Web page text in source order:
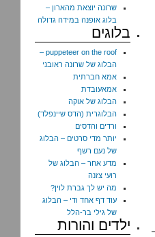
שרונה יוצאת מהארון –
בלוג אופנה במידה גדולה
בלוגים
puppeteer on the roof –
הבלוג של שרונה ראובני
אמא חברתית
אמאעובדת
הבלוג של אוקה
הבלוגרית (הדס שיינפלד)
ורדים והדסים
יותר מדי סרטים – הבלוג
של נעם רשף
מדע אחר – הבלוג של
רועי צזנה
מה יש לך גברת לוין?
עוד דף אחד ודי – הבלוג
של גילי בר-הלל
ילדים והורות